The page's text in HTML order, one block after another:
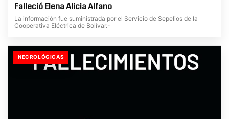
Falleció Elena Alicia Alfano
La información fue suministrada por el Servicio de Sepelios de la
Cooperativa Eléctrica de Bolívar.-
NECROLÓGICAS